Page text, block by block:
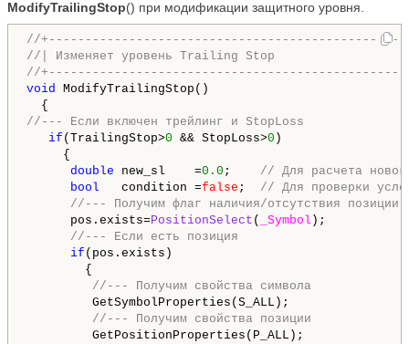
ModifyTrailingStop() при модификации защитного уровня.
//
//| Изменяет уровень Trailing Stop
//
void ModifyTrailingStop()
//--- Если включен трейлинг и StopLoss
if (TrailingStop>0 && StopLoss>0 )
{
double new_sl    =0.0 ; // Для расчета
bool condition =false ; // Для проверки
//--- Получим флаг наличия/отсутствия позиции
pos.exists=PositionSelect ( _Symbol );
//--- Если есть позиция
if (pos.exists)
{
//--- Получим свойства символа
GetSymbolProperties(S_ALL);
//--- Получим свойства позиции
GetPositionProperties(P_ALL);